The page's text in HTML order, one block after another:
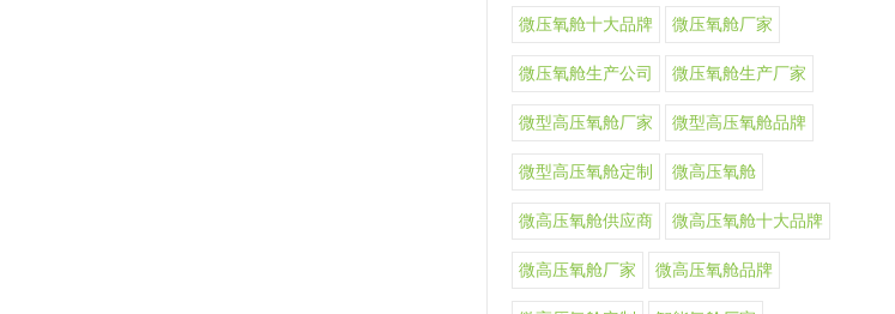
微压氧舱十大品牌 微压氧舱厂家
微压氧舱生产公司 微压氧舱生产厂家
微型高压氧舱厂家 微型高压氧舱品牌
微型高压氧舱定制 微高压氧舱
微高压氧舱供应商 微高压氧舱十大品牌
微高压氧舱厂家 微高压氧舱品牌